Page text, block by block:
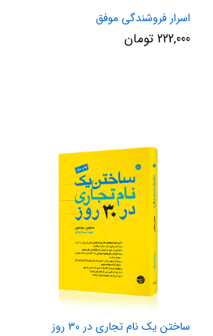
اسرار فروشندگی موفق
222,000 تومان
ساختن یک نام تجاری در ۳۰ روز